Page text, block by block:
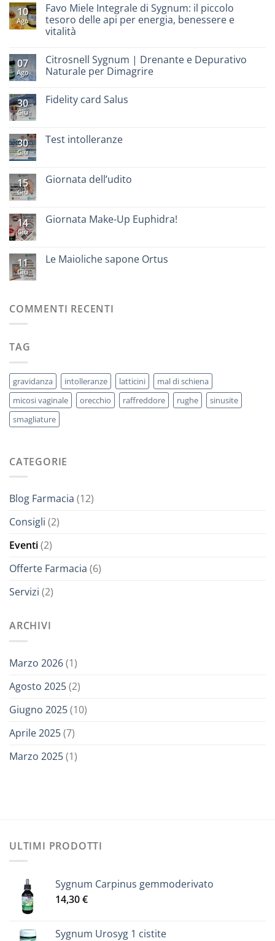
10
Ago
Favo Miele Integrale di Sygnum: il piccolo
tesoro delle api per energia, benessere e
vitalità
07
Ago
Citrosnell Sygnum | Drenante e Depurativo
Naturale per Dimagrire
30
Giu
Fidelity card Salus
30
Giu
Test intolleranze
15
Giu
Giornata dell’udito
14
Giu
Giornata Make-Up Euphidra!
11
Giu
Le Maioliche sapone Ortus
COMMENTI RECENTI
TAG
gravidanza intolleranze latticini
mal di schiena
micosi vaginale
orecchio raffreddore rughe
sinusite
smagliature
CATEGORIE
Blog Farmacia (12)
Consigli (2)
Eventi(2)
Offerte Farmacia (6)
Servizi (2)
ARCHIVI
Marzo 2026(1)
Agosto 2025(2)
Giugno 2025(10)
Aprile 2025(7)
Marzo 2025(1)
ULTIMI PRODOTTI
Sygnum Carpinus gemmoderivato
14,30€
Sygnum Urosyg 1 cistite